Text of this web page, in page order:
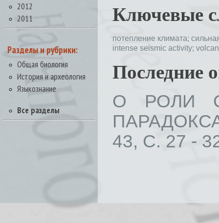
2012
2011
Разделы и рубрики:
Общая биология
История и археология
Языкознание
Все разделы
Ключевые
потепление климата;
intense seismic activity;
Последние
О РОЛИ
43, С. 27 -